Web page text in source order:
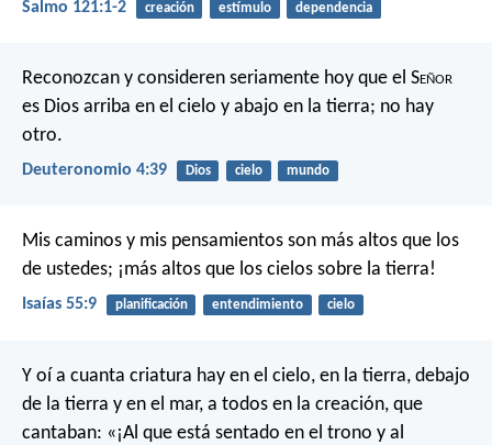
Salmo 121:1-2 creación estímulo dependencia
Reconozcan y consideren seriamente hoy que el Señor
es Dios arriba en el cielo y abajo en la tierra; no hay
otro.
Deuteronomio 4:39 Dios cielo mundo
Mis caminos y mis pensamientos son más altos que los
de ustedes; ¡más altos que los cielos sobre la tierra!
Isaías 55:9 planificación entendimiento cielo
Y oí a cuanta criatura hay en el cielo, en la tierra, debajo
de la tierra y en el mar, a todos en la creación, que
cantaban: «¡Al que está sentado en el trono y al